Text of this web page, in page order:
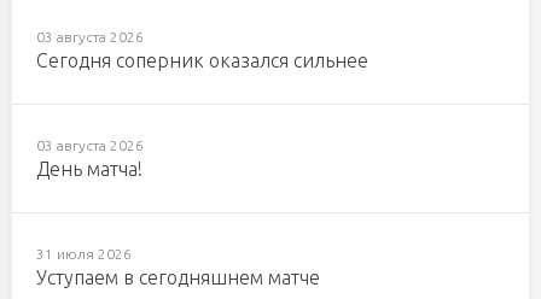
03 августа 2026
Сегодня соперник оказался сильнее
03 августа 2026
День матча!
31 июля 2026
Уступаем в сегодняшнем матче